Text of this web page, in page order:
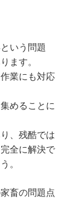
いう問題
ます。
業にも対応
めることに
、残酷では
全に解決で
。
畜の問題点